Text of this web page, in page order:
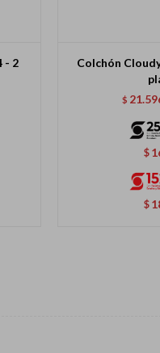
- 2
Colchón
$
$
$